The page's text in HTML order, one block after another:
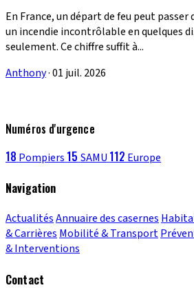
En France, un départ de feu peut
un incendie incontrôlable en quelques
seulement. Ce chiffre suffit à...
Anthony·01 juil. 2026
Numéros d'urgence
18 Pompiers 15 SAMU 112 Europe
Navigation
ActualitésAnnuaire des casernes
& Carrières Mobilité & Transport
& Interventions
Contact